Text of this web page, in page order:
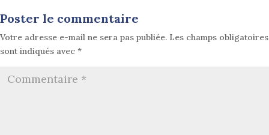
Poster le commentaire
Votre adresse e-mail ne sera pas publiée. Les champs obligatoires
sont indiqués avec *